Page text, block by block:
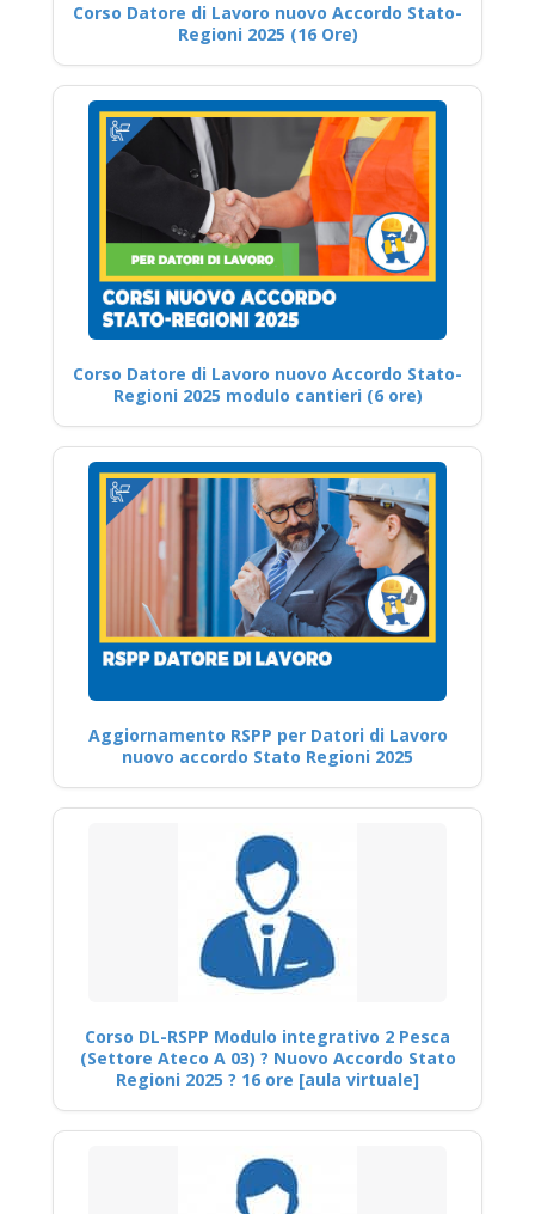
Corso Datore di Lavoro nuovo Accordo Stato-
Regioni 2025 (16 Ore)
Corso Datore di Lavoro nuovo Accordo Stato-
Regioni 2025 modulo cantieri (6 ore)
Aggiornamento RSPP per Datori di Lavoro
nuovo accordo Stato Regioni 2025
Corso DL-RSPP Modulo integrativo 2 Pesca
(Settore Ateco A 03) ? Nuovo Accordo Stato
Regioni 2025 ? 16 ore [aula virtuale]